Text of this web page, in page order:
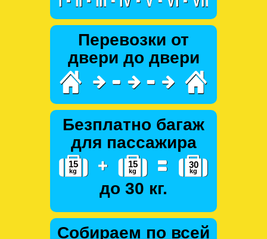
Перевозки от
двери до двери
Безплатно багаж
для пассажира
до 30 кг.
Собираем по всей